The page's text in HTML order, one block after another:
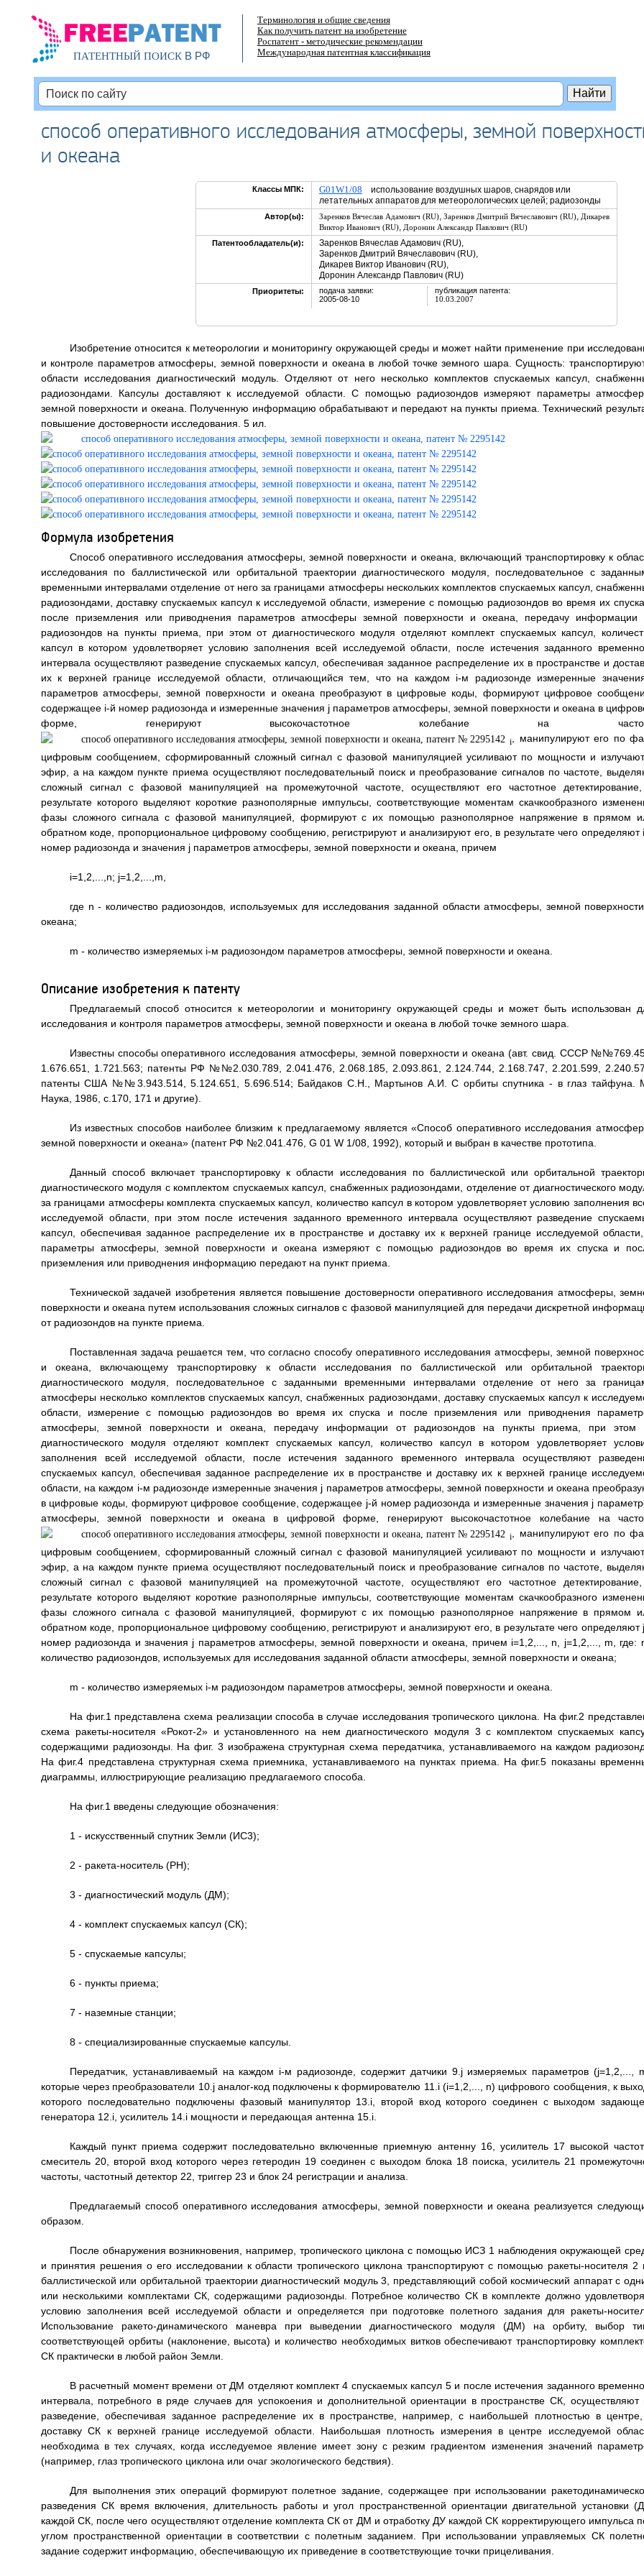
ПАТЕНТНЫЙ ПОИСКВ РФ
Терминология и общие сведения
Как получить патент на изобретение
Роспатент - методические рекомендации
Международная патентная классификация
способ оперативного исследования атмосферы, земной
и океана
Классы МПК: G01W1/08 использование воздушных шаров, снарядов или
летательных аппаратов для метеорологических целей; радиозонды
Автор(ы): Заренков Вячеслав Адамович (RU), Заренков Дмитрий Вячеславович (RU), Дикарев
Виктор Иванович (RU), Доронин Александр Павлович (RU)
Патентообладатель(и):
Заренков Вячеслав Адамович (RU),
Заренков Дмитрий Вячеславович (RU),
Дикарев Виктор Иванович (RU),
Доронин Александр Павлович (RU)
Приоритеты:
подача заявки:
2005-08-10
публикация патента:
10.03.2007
Изобретение относится к метеорологии и мониторингу окружающей среды и может найти применение при
и контроле параметров атмосферы, земной поверхности и океана в любой точке земного шара. Сущность:
области исследования диагностический модуль. Отделяют от него несколько комплектов спускаемых капсул,
радиозондами. Капсулы доставляют к исследуемой области. С помощью радиозондов измеряют параметры
земной поверхности и океана. Полученную информацию обрабатывают и передают на пункты приема. Технический
повышение достоверности исследования. 5 ил.
Формула изобретения
Способ оперативного исследования атмосферы, земной поверхности и океана, включающий транспортировку к
исследования по баллистической или орбитальной траектории диагностического модуля, последовательное с
временными интервалами отделение от него за границами атмосферы нескольких комплектов спускаемых капсул,
радиозондами, доставку спускаемых капсул к исследуемой области, измерение с помощью радиозондов во время их
после приземления или приводнения параметров атмосферы земной поверхности и океана, передачу информации
радиозондов на пункты приема, при этом от диагностического модуля отделяют комплект спускаемых капсул,
капсул в котором удовлетворяет условию заполнения всей исследуемой области, после истечения заданного
интервала осуществляют разведение спускаемых капсул, обеспечивая заданное распределение их в пространстве и
их к верхней границе исследуемой области, отличающийся тем, что на каждом i-м радиозонде измеренные
параметров атмосферы, земной поверхности и океана преобразуют в цифровые коды, формируют цифровое
содержащее i-й номер радиозонда и измеренные значения j параметров атмосферы, земной поверхности и океана в
форме, генерируют высокочастотное колебание на
i
, манипулируют его по
цифровым сообщением, сформированный сложный сигнал с фазовой манипуляцией усиливают по мощности и
эфир, а на каждом пункте приема осуществляют последовательный поиск и преобразование сигналов по частоте,
сложный сигнал с фазовой манипуляцией на промежуточной частоте, осуществляют его частотное
результате которого выделяют короткие разнополярные импульсы, соответствующие моментам скачкообразного
фазы сложного сигнала с фазовой манипуляцией, формируют с их помощью разнополярное напряжение в прямом
обратном коде, пропорциональное цифровому сообщению, регистрируют и анализируют его, в результате чего определяют
номер радиозонда и значения j параметров атмосферы, земной поверхности и океана, причем
i=1,2,...,n; j=1,2,...,m,
где n - количество радиозондов, используемых для исследования заданной области атмосферы, земной
океана;
m - количество измеряемых i-м радиозондом параметров атмосферы, земной поверхности и океана.
Описание изобретения к патенту
Предлагаемый способ относится к метеорологии и мониторингу окружающей среды и может быть использован
исследования и контроля параметров атмосферы, земной поверхности и океана в любой точке земного шара.
Известны способы оперативного исследования атмосферы, земной поверхности и океана (авт. свид. СССР
1.676.651, 1.721.563; патенты РФ №№2.030.789, 2.041.476, 2.068.185, 2.093.861, 2.124.744, 2.168.747, 2.201.599,
патенты США №№3.943.514, 5.124.651, 5.696.514; Байдаков С.Н., Мартынов А.И. С орбиты спутника - в глаз тайфуна.
Наука, 1986, с.170, 171 и другие).
Из известных способов наиболее близким к предлагаемому является «Способ оперативного исследования
земной поверхности и океана» (патент РФ №2.041.476, G 01 W 1/08, 1992), который и выбран в качестве прототипа.
Данный способ включает транспортировку к области исследования по баллистической или орбитальной
диагностического модуля с комплектом спускаемых капсул, снабженных радиозондами, отделение от диагностического
за границами атмосферы комплекта спускаемых капсул, количество капсул в котором удовлетворяет условию заполнения
исследуемой области, при этом после истечения заданного временного интервала осуществляют разведение
капсул, обеспечивая заданное распределение их в пространстве и доставку их к верхней границе исследуемой
параметры атмосферы, земной поверхности и океана измеряют с помощью радиозондов во время их спуска и
приземления или приводнения информацию передают на пункт приема.
Технической задачей изобретения является повышение достоверности оперативного исследования атмосферы,
поверхности и океана путем использования сложных сигналов с фазовой манипуляцией для передачи дискретной
от радиозондов на пункте приема.
Поставленная задача решается тем, что согласно способу оперативного исследования атмосферы, земной
и океана, включающему транспортировку к области исследования по баллистической или орбитальной
диагностического модуля, последовательное с заданными временными интервалами отделение от него за
атмосферы несколько комплектов спускаемых капсул, снабженных радиозондами, доставку спускаемых капсул к
области, измерение с помощью радиозондов во время их спуска и после приземления или приводнения
атмосферы, земной поверхности и океана, передачу информации от радиозондов на пункты приема, при этом
диагностического модуля отделяют комплект спускаемых капсул, количество капсул в котором удовлетворяет
заполнения всей исследуемой области, после истечения заданного временного интервала осуществляют
спускаемых капсул, обеспечивая заданное распределение их в пространстве и доставку их к верхней границе
области, на каждом i-м радиозонде измеренные значения j параметров атмосферы, земной поверхности и океана
в цифровые коды, формируют цифровое сообщение, содержащее j-й номер радиозонда и измеренные значения j
атмосферы, земной поверхности и океана в цифровой форме, генерируют высокочастотное колебание на
i
, манипулируют его по
цифровым сообщением, сформированный сложный сигнал с фазовой манипуляцией усиливают по мощности и
эфир, а на каждом пункте приема осуществляют последовательный поиск и преобразование сигналов по частоте,
сложный сигнал с фазовой манипуляцией на промежуточной частоте, осуществляют его частотное
результате которого выделяют короткие разнополярные импульсы, соответствующие моментам скачкообразного
фазы сложного сигнала с фазовой манипуляцией, формируют с их помощью разнополярное напряжение в прямом
обратном коде, пропорциональное цифровому сообщению, регистрируют и анализируют его, в результате чего определяют
номер радиозонда и значения j параметров атмосферы, земной поверхности и океана, причем i=1,2,..., n, j=1,2,..., m, где:
количество радиозондов, используемых для исследования заданной области атмосферы, земной поверхности и океана;
m - количество измеряемых i-м радиозондом параметров атмосферы, земной поверхности и океана.
На фиг.1 представлена схема реализации способа в случае исследования тропического циклона. На фиг.2
схема ракеты-носителя «Рокот-2» и установленного на нем диагностического модуля 3 с комплектом спускаемых
содержащими радиозонды. На фиг. 3 изображена структурная схема передатчика, устанавливаемого на каждом
На фиг.4 представлена структурная схема приемника, устанавливаемого на пунктах приема. На фиг.5 показаны
диаграммы, иллюстрирующие реализацию предлагаемого способа.
На фиг.1 введены следующие обозначения:
1 - искусственный спутник Земли (ИС3);
2 - ракета-носитель (РН);
3 - диагностический модуль (ДМ);
4 - комплект спускаемых капсул (СК);
5 - спускаемые капсулы;
6 - пункты приема;
7 - наземные станции;
8 - специализированные спускаемые капсулы.
Передатчик, устанавливаемый на каждом i-м радиозонде, содержит датчики 9.j измеряемых параметров (j=1,2,...,
которые через преобразователи 10.j аналог-код подключены к формирователю 11.i (i=1,2,..., n) цифрового сообщения, к
которого последовательно подключены фазовый манипулятор 13.i, второй вход которого соединен с выходом
генератора 12.i, усилитель 14.i мощности и передающая антенна 15.i.
Каждый пункт приема содержит последовательно включенные приемную антенну 16, усилитель 17 высокой
смеситель 20, второй вход которого через гетеродин 19 соединен с выходом блока 18 поиска, усилитель 21
частоты, частотный детектор 22, триггер 23 и блок 24 регистрации и анализа.
Предлагаемый способ оперативного исследования атмосферы, земной поверхности и океана реализуется
образом.
После обнаружения возникновения, например, тропического циклона с помощью ИСЗ 1 наблюдения окружающей
и принятия решения о его исследовании к области тропического циклона транспортируют с помощью ракеты-носителя 2
баллистической или орбитальной траектории диагностический модуль 3, представляющий собой космический аппарат с
или несколькими комплектами СК, содержащими радиозонды. Потребное количество СК в комплекте должно
условию заполнения всей исследуемой области и определяется при подготовке полетного задания для ракеты-
Использование ракето-динамического маневра при выведении диагностического модуля (ДМ) на орбиту, выбор
соответствующей орбиты (наклонение, высота) и количество необходимых витков обеспечивают транспортировку
СК практически в любой район Земли.
В расчетный момент времени от ДМ отделяют комплект 4 спускаемых капсул 5 и после истечения заданного
интервала, потребного в ряде случаев для успокоения и дополнительной ориентации в пространстве СК, осуществляют
разведение, обеспечивая заданное распределение их в пространстве, например, с наибольшей плотностью в
доставку СК к верхней границе исследуемой области. Наибольшая плотность измерения в центре исследуемой
необходима в тех случаях, когда исследуемое явление имеет зону с резким градиентом изменения значений
(например, глаз тропического циклона или очаг экологического бедствия).
Для выполнения этих операций формируют полетное задание, содержащее при использовании
разведения СК время включения, длительность работы и угол пространственной ориентации двигательной установки
каждой СК, после чего осуществляют отделение комплекта СК от ДМ и отработку ДУ каждой СК корректирующего импульса
углом пространственной ориентации в соответствии с полетным заданием. При использовании управляемых СК
задание содержит информацию, обеспечивающую их приведение в соответствующие точки прицеливания.